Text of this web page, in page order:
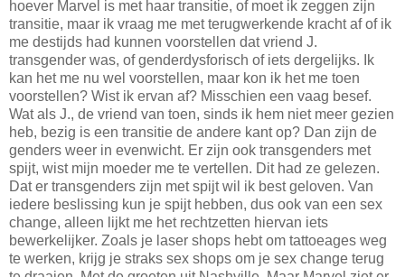
hoever Marvel is met haar transitie, of moet ik zeggen zijn
transitie, maar ik vraag me met terugwerkende kracht af of ik
me destijds had kunnen voorstellen dat vriend J.
transgender was, of genderdysforisch of iets dergelijks. Ik
kan het me nu wel voorstellen, maar kon ik het me toen
voorstellen? Wist ik ervan af? Misschien een vaag besef.
Wat als J., de vriend van toen, sinds ik hem niet meer gezien
heb, bezig is een transitie de andere kant op? Dan zijn de
genders weer in evenwicht. Er zijn ook transgenders met
spijt, wist mijn moeder me te vertellen. Dit had ze gelezen.
Dat er transgenders zijn met spijt wil ik best geloven. Van
iedere beslissing kun je spijt hebben, dus ook van een sex
change, alleen lijkt me het rechtzetten hiervan iets
bewerkelijker. Zoals je laser shops hebt om tattoeages weg
te werken, krijg je straks sex shops om je sex change terug